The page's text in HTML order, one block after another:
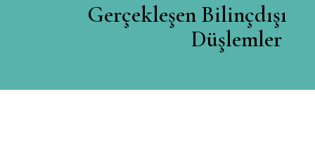
Gerçekleşen Bilinçdışı
Düşlemler